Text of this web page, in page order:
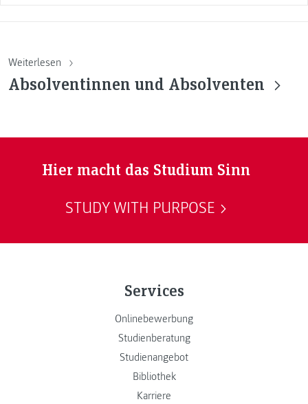
Weiterlesen
Absolventinnen und Absolventen
Hier macht das Studium Sinn
STUDY WITH PURPOSE
Services
Onlinebewerbung
Studienberatung
Studienangebot
Bibliothek
Karriere